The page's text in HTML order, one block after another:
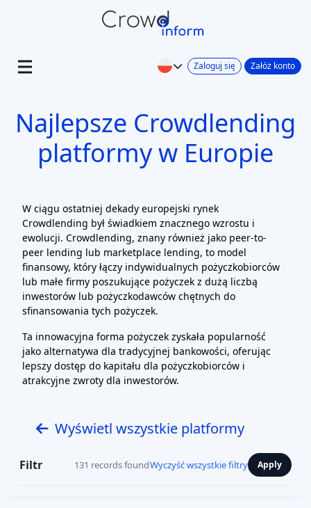
Zaloguj się Załóż konto
Najlepsze Crowdlending
platformy w Europie
W ciągu ostatniej dekady europejski rynek
Crowdlending był świadkiem znacznego wzrostu i
ewolucji. Crowdlending, znany również jako peer-to-
peer lending lub marketplace lending, to model
finansowy, który łączy indywidualnych pożyczkobiorców
lub małe firmy poszukujące pożyczek z dużą liczbą
inwestorów lub pożyczkodawców chętnych do
sfinansowania tych pożyczek.
Ta innowacyjna forma pożyczek zyskała popularność
jako alternatywa dla tradycyjnej bankowości, oferując
lepszy dostęp do kapitału dla pożyczkobiorców i
atrakcyjne zwroty dla inwestorów.
Wyświetl wszystkie platformy
Filtr 131 records foundWyczyść wszystkie filtry Apply